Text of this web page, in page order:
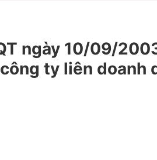
ngày 10/09/
ty liên